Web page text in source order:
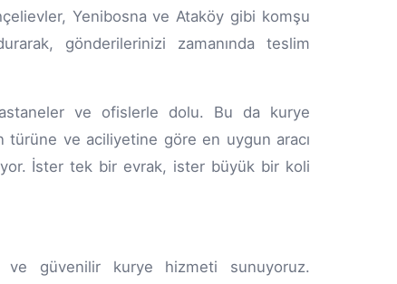
Yenibosna ve Ataköy gibi komşu
gönderilerinizi zamanında teslim
ve ofislerle dolu. Bu da kurye
ve aciliyetine göre en uygun aracı
İster tek bir evrak, ister büyük bir koli
ve güvenilir kurye hizmeti sunuyoruz.